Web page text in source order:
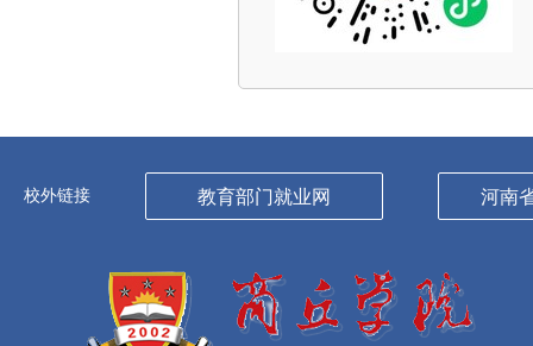
校外链接 教育部门就业网 河南